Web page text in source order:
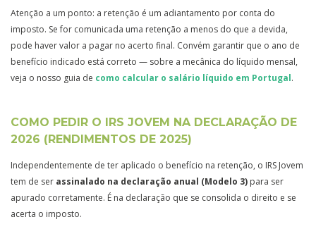
Atenção a um ponto: a retenção é um adiantamento por conta do
imposto. Se for comunicada uma retenção a menos do que a devida,
pode haver valor a pagar no acerto final. Convém garantir que o ano de
benefício indicado está correto — sobre a mecânica do líquido mensal,
veja o nosso guia de como calcular o salário líquido em Portugal.
COMO PEDIR O IRS JOVEM NA DECLARAÇÃO DE
2026 (RENDIMENTOS DE 2025)
Independentemente de ter aplicado o benefício na retenção, o IRS Jovem
tem de ser assinalado na declaração anual (Modelo 3) para ser
apurado corretamente. É na declaração que se consolida o direito e se
acerta o imposto.